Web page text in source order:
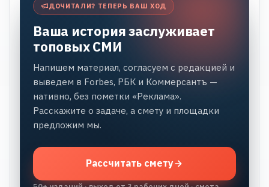
ДОЧИТАЛИ? ТЕПЕРЬ ВАШ ХОД
Ваша история заслуживает
топовых СМИ
Напишем материал, согласуем с редакцией и
выведем в Forbes, РБК и Коммерсантъ —
нативно, без пометки «Реклама».
Расскажите о задаче, а смету и площадки
предложим мы.
Рассчитать смету